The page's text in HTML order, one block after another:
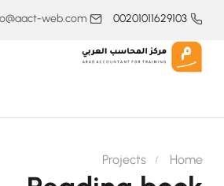
00201011629103
web.com
Home
Projects